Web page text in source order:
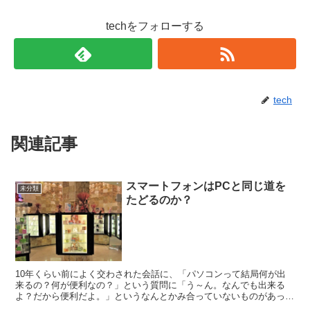
techをフォローする
tech
関連記事
未分類
スマートフォンはPCと同じ道を
たどるのか？
10年くらい前によく交わされた会話に、「パソコンって結局何が出
来るの？何が便利なの？」という質問に「う～ん。なんでも出来る
よ？だから便利だよ。」というなんとかみ合っていないものがあった